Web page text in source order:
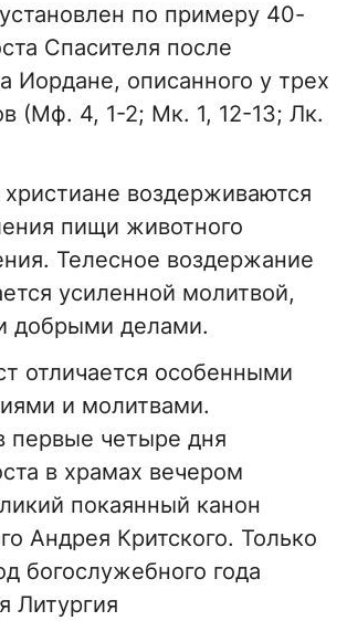
по примеру 40-
Спасителя после
Иордане, описанного у трех
(Мф. 4, 1-2; Мк. 1, 12-13; Лк.
воздерживаются
пищи животного
Телесное воздержание
усиленной молитвой,
добрыми делами.
отличается особенными
и молитвами.
первые четыре дня
в храмах вечером
покаянный канон
Андрея Критского. Только
богослужебного года
Литургия